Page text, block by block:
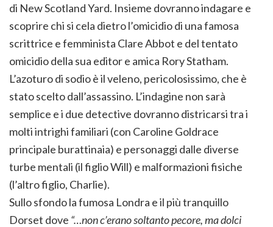
di New Scotland Yard. Insieme dovranno indagare e
scoprire chi si cela dietro l’omicidio di una famosa
scrittrice e femminista Clare Abbot e del tentato
omicidio della sua editor e amica Rory Statham.
L’azoturo di sodio è il veleno, pericolosissimo, che è
stato scelto dall’assassino. L’indagine non sarà
semplice e i due detective dovranno districarsi tra i
molti intrighi familiari (con Caroline Goldrace
principale burattinaia) e personaggi dalle diverse
turbe mentali (il figlio Will) e malformazioni fisiche
(l’altro figlio, Charlie).
Sullo sfondo la fumosa Londra e il più tranquillo
Dorset dove “…non c’erano soltanto pecore, ma dolci